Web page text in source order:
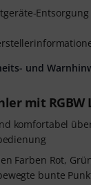
mit RGBW
komfortabel
Farben Rot,
bunte
Entsorgung
und